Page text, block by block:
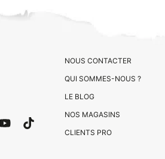
NOUS CONTACTER
QUI SOMMES-NOUS ?
LE BLOG
NOS MAGASINS
CLIENTS PRO